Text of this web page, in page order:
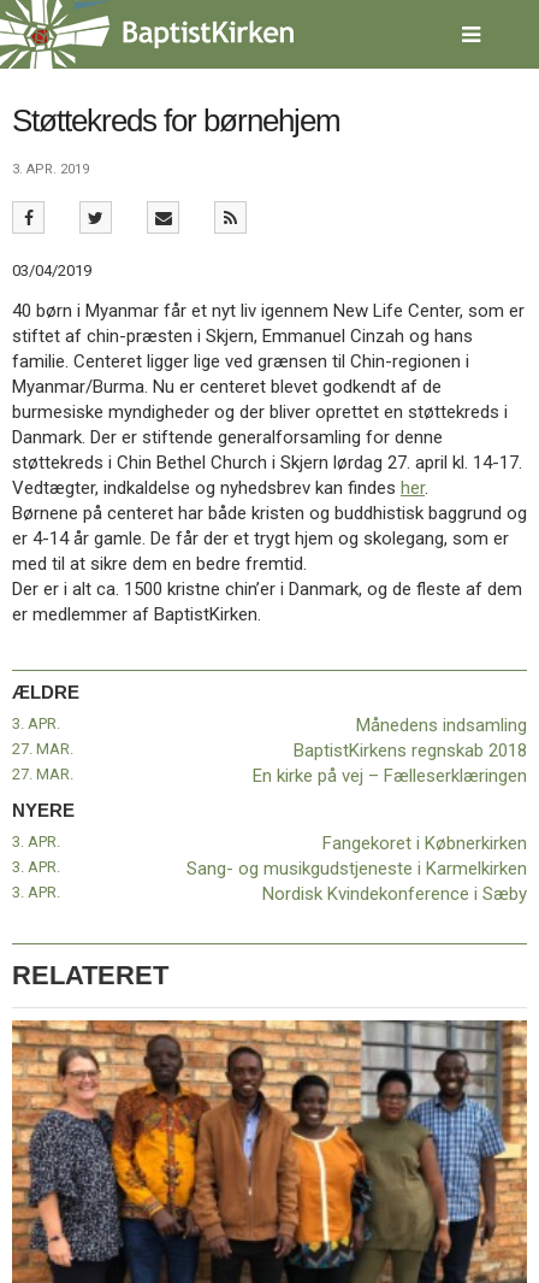
Spring
menu
over
gå
indhold Vend
forsiden
1.0:
Forside
3.0:
Kalender
4.0:
Inspiration
5.0:
Værktøjskassen
6.0:
Mission
7.0:
Om
BaptistKirken
8.0:
Kontakt
9.0:
Forside
10.0:
Nyheder
11.0:
Kalender
12.0:
Inspiration
13.0:
Værktøjskassen
BaptistKirken
16.0:
Kontakt
Næste
indlæg:
Købnerkirken
indlæg:
Månedens
Støttekreds for børnehjem
3. APR. 2019
03/04/2019
40 børn i Myanmar får et nyt liv igennem New Life Center, som er
stiftet af chin-præsten i Skjern, Emmanuel Cinzah og hans
familie. Centeret ligger lige ved grænsen til Chin-regionen i
Myanmar/Burma. Nu er centeret blevet godkendt af de
burmesiske myndigheder og der bliver oprettet en støttekreds i
Danmark. Der er stiftende generalforsamling for denne
støttekreds i Chin Bethel Church i Skjern lørdag 27. april kl. 14-17.
Vedtægter, indkaldelse og nyhedsbrev kan findes her.
Børnene på centeret har både kristen og buddhistisk baggrund og
er 4-14 år gamle. De får der et trygt hjem og skolegang, som er
med til at sikre dem en bedre fremtid.
Der er i alt ca. 1500 kristne chin’er i Danmark, og de fleste af dem
er medlemmer af BaptistKirken.
ÆLDRE
3. APR. Månedens indsamling
27. MAR. BaptistKirkens regnskab 2018
27. MAR. En kirke på vej – Fælleserklæringen
NYERE
Fangekoret i Købnerkirken
3. APR.
Sang- og musikgudstjeneste i Karmelkirken
3. APR.
Nordisk Kvindekonference i Sæby
3. APR.
RELATERET